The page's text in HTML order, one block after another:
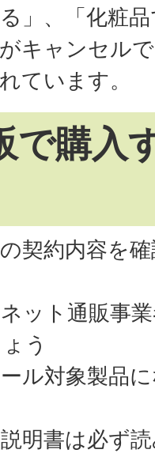
」、「化粧
キャンセル
ています。
で購入
契約内容を
ット通販事
う
ル対象製品
明書は必ず